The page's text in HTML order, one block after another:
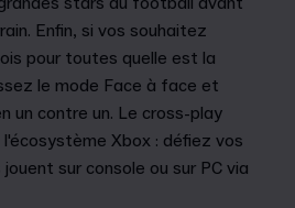
Enfin, si vos souhaitez
pour toutes quelle est la
le mode Face à face et
un contre un. Le cross-play
Xbox : défiez vos
sur console ou sur PC via